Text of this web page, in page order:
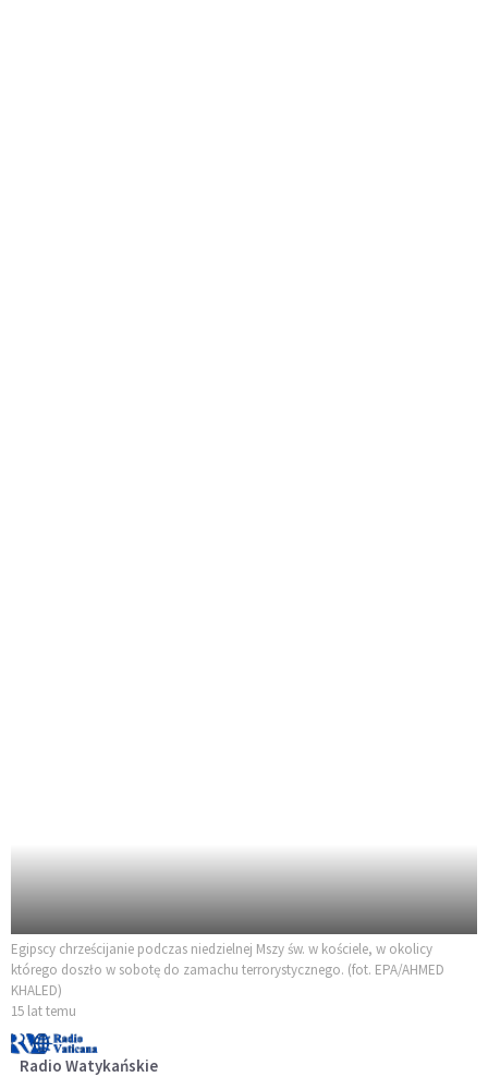
Egipscy chrześcijanie podczas niedzielnej Mszy św. w kościele, w okolicy
którego doszło w sobotę do zamachu terrorystycznego. (fot. EPA/AHMED
KHALED)
15 lat temu
Radio Watykańskie